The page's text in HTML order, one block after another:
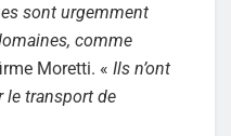
sont urgemment
comme
Moretti. « Ils n’ont
le transport de